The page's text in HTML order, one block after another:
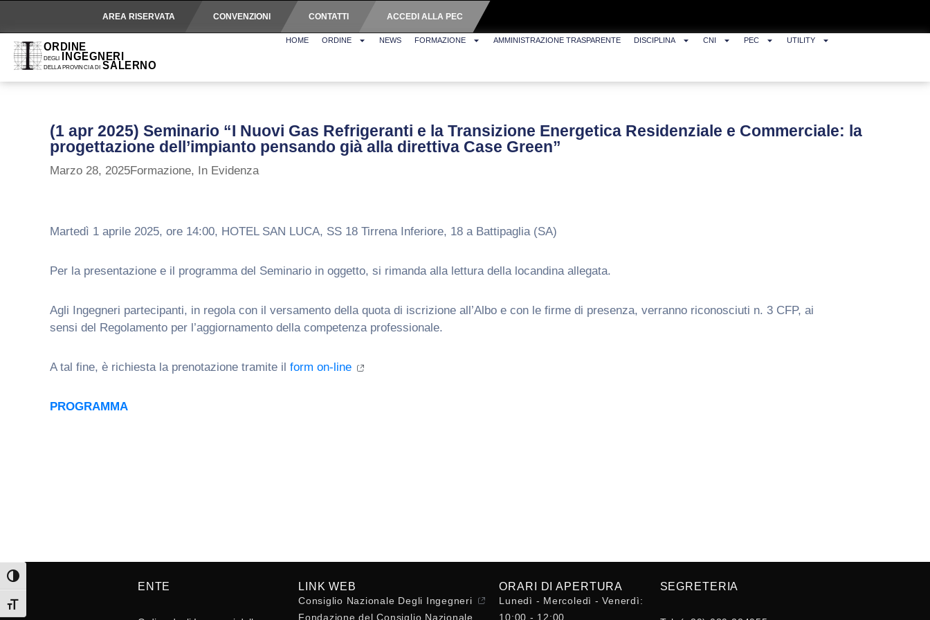
AREA RISERVATA CONVENZIONI CONTATTI ACCEDI ALLA PEC
HOME ORDINE NEWS FORMAZIONE AMMINISTRAZIONE TRASPARENTE DISCIPLINA CNI PEC UTILITY
(1 apr 2025) Seminario “I Nuovi Gas Refrigeranti e la Transizione Energetica Residenziale e Commerciale: la
progettazione dell’impianto pensando già alla direttiva Case Green”
Marzo 28, 2025Formazione, In Evidenza
Martedì 1 aprile 2025, ore 14:00, HOTEL SAN LUCA, SS 18 Tirrena Inferiore, 18 a Battipaglia (SA)
Per la presentazione e il programma del Seminario in oggetto, si rimanda alla lettura della locandina allegata.
Agli Ingegneri partecipanti, in regola con il versamento della quota di iscrizione all’Albo e con le firme di presenza, verranno riconosciuti n. 3 CFP, ai
sensi del Regolamento per l’aggiornamento della competenza professionale.
A tal fine, è richiesta la prenotazione tramite il form on-line
PROGRAMMA
Attiva/disattiva alto contrasto
Attiva/disattiva dimensione testo
ENTE LINK WEB
Consiglio Nazionale Degli Ingegneri
Fondazione del Consiglio Nazionale
ORARI DI APERTURA
Lunedì - Mercoledì - Venerdì:
10:00 - 12:00
SEGRETERIA